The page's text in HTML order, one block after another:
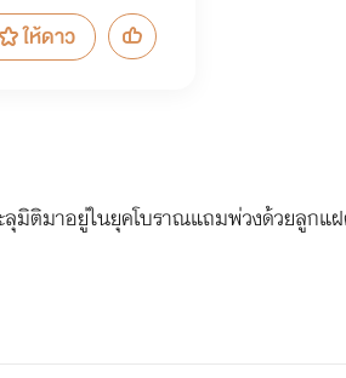
ให้ดาว
มิติมาอยู่ในยุคโบราณแถมพ่วงด้วยลูกแ